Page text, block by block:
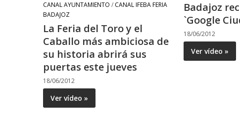
CANAL AYUNTAMIENTO / CANAL IFEBA FERIA
BADAJOZ
La Feria del Toro y el
Caballo más ambiciosa de
su historia abrirá sus
puertas este jueves
18/06/2012
Ver vídeo »
Badajoz
`Google
18/06/2012
Ver vídeo »